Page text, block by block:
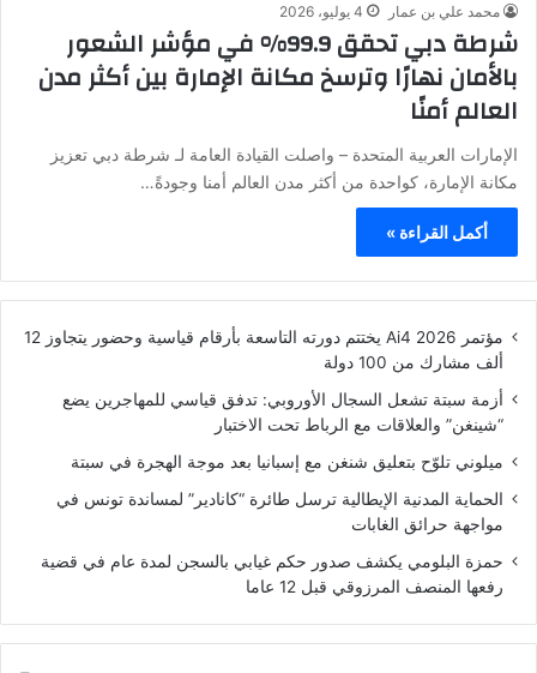
محمد علي بن عمار 4 يوليو، 2026
شرطة دبي تحقق 99.9% في مؤشر الشعور
بالأمان نهارًا وترسخ مكانة الإمارة بين أكثر مدن
العالم أمنًا
الإمارات العربية المتحدة – واصلت القيادة العامة لـ شرطة دبي تعزيز
مكانة الإمارة، كواحدة من أكثر مدن العالم أمنا وجودةً…
أكمل القراءة »
مؤتمر Ai4 2026 يختتم دورته التاسعة بأرقام قياسية وحضور يتجاوز 12
ألف مشارك من 100 دولة
أزمة سبتة تشعل السجال الأوروبي: تدفق قياسي للمهاجرين يضع
“شينغن” والعلاقات مع الرباط تحت الاختبار
ميلوني تلوّح بتعليق شنغن مع إسبانيا بعد موجة الهجرة في سبتة
الحماية المدنية الإيطالية ترسل طائرة “كانادير” لمساندة تونس في
مواجهة حرائق الغابات
حمزة البلومي يكشف صدور حكم غيابي بالسجن لمدة عام في قضية
رفعها المنصف المرزوقي قبل 12 عاما